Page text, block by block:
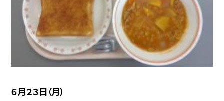
６月２３日（月）